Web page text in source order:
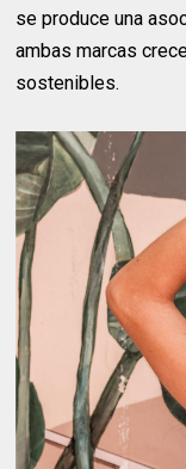
se produce una
ambas marcas
sostenibles.